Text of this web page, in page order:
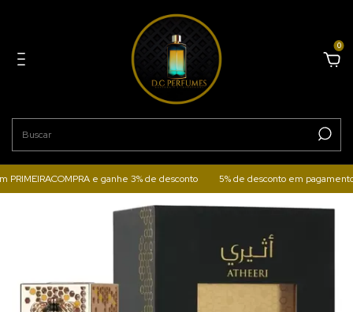
0
e ganhe 3% de desconto 5% de desconto em pagamentos